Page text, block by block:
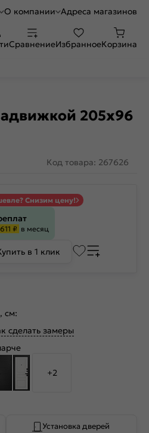
О компании Адреса магазинов
СравнениеИзбранноеКорзина
205x96
Код товара: 267626
Снизим цену!
₽ в месяц
в 1 клик
см:
сделать замеры
+2
Установка дверей